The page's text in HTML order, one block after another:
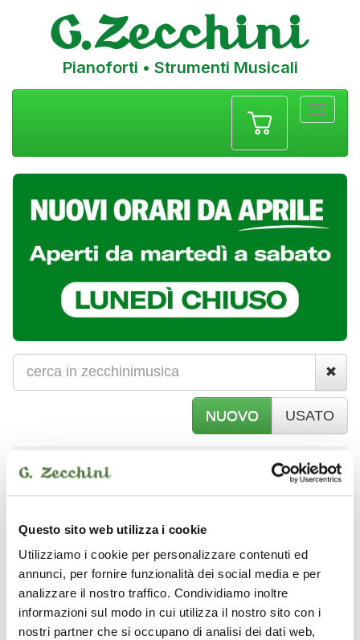
Questo sito web utilizza i cookie
Utilizziamo i cookie per personalizzare contenuti ed
annunci, per fornire funzionalità dei social media e per
analizzare il nostro traffico. Condividiamo inoltre
informazioni sul modo in cui utilizza il nostro sito con i
nostri partner che si occupano di analisi dei dati web,
Pianoforti • Strumenti Musicali
NUOVO USATO
STRUMENTI AD ARCO